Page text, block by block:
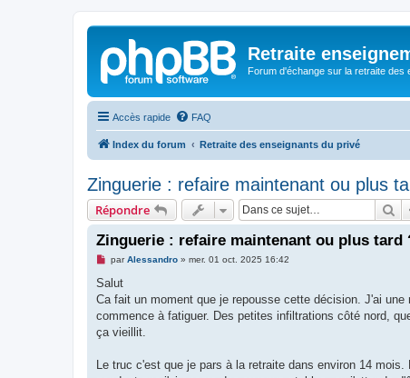
Retraite
Forum d'échange sur la retraite des
Accès rapide FAQ
Index du forum Retraite des enseignants du privé
Zinguerie : refaire maintenant ou plus
Répondre
Zinguerie : refaire maintenant ou plus tard
M
s
a
g
n
l
parAlessandro» mer. 01 oct. 2025 16:42
Salut
Ca fait un moment que je repousse cette décision. J'ai
commence à fatiguer. Des petites infiltrations côté nord,
ça vieillit.
Le truc c'est que je pars à la retraite dans environ 14